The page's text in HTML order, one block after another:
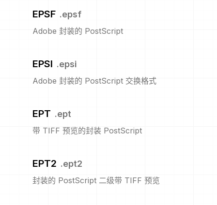
EPSF .epsf
Adobe 封装的 PostScript
EPSI .epsi
Adobe 封装的 PostScript 交换格式
EPT .ept
带 TIFF 预览的封装 PostScript
EPT2 .ept2
封装的 PostScript 二级带 TIFF 预览